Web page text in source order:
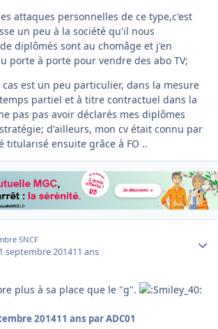
attaques personnelles de ce type,c'est
un peu à la société qu'il nous
diplômés sont au chomâge et j'en
porte à porte pour vendre des abo TV;
est un peu particulier, dans la mesure
partiel et à titre contractuel dans la
pas pas avoir déclarés mes diplômes
d'ailleurs, mon cv était connu par
titularisé ensuite grâce à FO ..
SNCF
septembre 201411 ans
plus à sa place que le "g".
201411 ans par ADC01